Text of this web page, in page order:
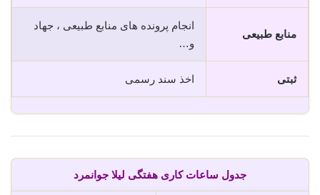
منابع طبیعی
انجام پرونده های منابع طبیعی ، جهاد
و…
ثبتی اخذ سند رسمی
جدول ساعات کاری هفتگی لیلا جوانمرد